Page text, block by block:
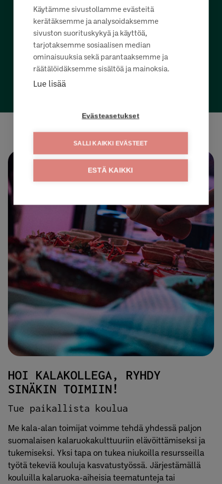
oppilaitosyhteistyössä.
HYPPÄÄ HATSALAN KALAFESTEILLE
HOI KALAKOLLEGA, RYHDY
SINÄKIN TOIMIIN!
Tue paikallista koulua
Me kala-alan toimijat voimme tehdä yhdessä paljon
suomalaisen kalaruokakulttuuriin elävöittämiseksi ja
tukemiseksi. Yksi tapa on tukea niukoilla resursseilla
työtä tekeviä kouluja kasvatustyössä. Järjestämällä
kouluilla kalaruoka-aiheisia teematunteja tai
Käytämme sivustollamme evästeitä
kerätäksemme ja analysoidaksemme
sivuston suorituskykyä ja käyttöä,
tarjotaksemme sosiaalisen median
ominaisuuksia sekä parantaaksemme ja
räätälöidäksemme sisältöä ja mainoksia.
Lue lisää
Evästeasetukset
SALLI KAIKKI EVÄSTEET
ESTÄ KAIKKI